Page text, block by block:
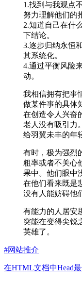
1.找到与我观点
努力理解他们的
2.知道自己在什
下结论。
3.逐步归纳永恒
其系统化。
4.通过平衡风险
动。
我相信拥有把事
做某件事的具体
在创造令人兴奋
老人没有吸引力
给羽翼未丰的年
有时，极为强烈
粗率或者不关心
果中。他们眼中
在他们看来既是
没有人能妨碍他
有能力的人居安
突能在变得尖锐
英雄了。
#网站推介
在HTML文档中Head